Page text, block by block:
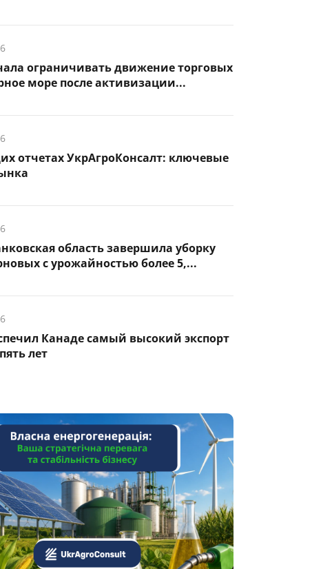
ограничивать движение торговых
море после активизации...
отчетах УкрАгроКонсалт: ключевые
область завершила уборку
с урожайностью более 5,...
Канаде самый высокий экспорт
лет